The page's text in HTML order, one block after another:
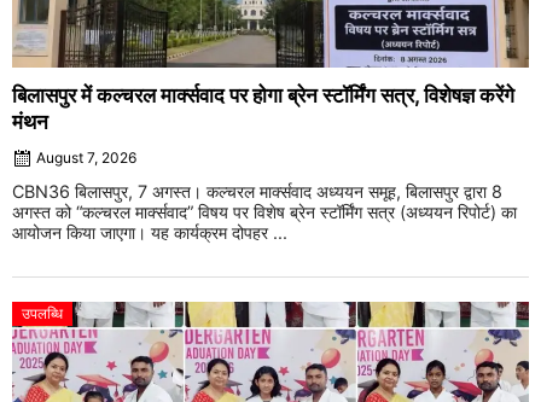
बिलासपुर में कल्चरल मार्क्सवाद पर होगा ब्रेन स्टॉर्मिंग सत्र, विशेषज्ञ करेंगे
मंथन
August 7, 2026
CBN36 बिलासपुर, 7 अगस्त। कल्चरल मार्क्सवाद अध्ययन समूह, बिलासपुर द्वारा 8
अगस्त को “कल्चरल मार्क्सवाद” विषय पर विशेष ब्रेन स्टॉर्मिंग सत्र (अध्ययन रिपोर्ट) का
आयोजन किया जाएगा। यह कार्यक्रम दोपहर ...
उपलब्धि